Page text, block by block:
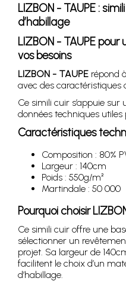
LIZBON - TAUPE:
d’habillage
LIZBON - TAUPEpour
vos besoins
LIZBON - TAUPE répond
avec des caractéristiques
Ce simili cuir s’appuie
données techniques
Caractéristiques
Composition : 80%
Largeur : 140cm
Poids : 550g/m²
Martindale : 50 000
Pourquoi choisir
Ce simili cuir offre une
sélectionner un
projet. Sa largeur de
facilitent le choix d’un
d’habillage.